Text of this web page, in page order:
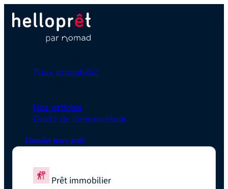
Taux immobilier
Nos articles
Guide de l'emprunteur
Simuler mon prêt
Prêt immobilier